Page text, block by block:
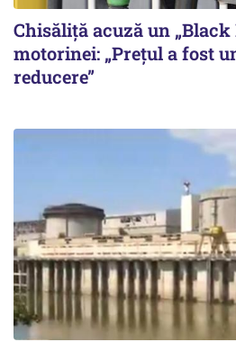
Chisăliță acuză un „Black
motorinei: „Prețul a fost
reducere”